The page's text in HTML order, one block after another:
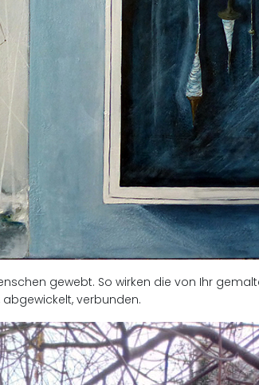
gewebt. So wirken die von Ihr
verbunden.